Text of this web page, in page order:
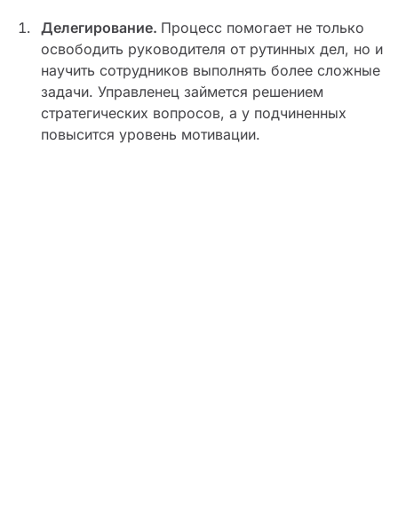
Делегирование. Процесс помогает не только
освободить руководителя от рутинных дел, но и
научить сотрудников выполнять более сложные
задачи. Управленец займется решением
стратегических вопросов, а у подчиненных
повысится уровень мотивации.